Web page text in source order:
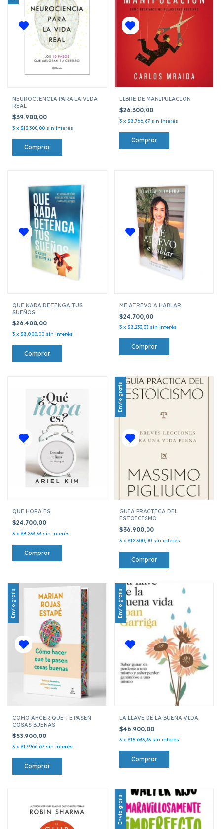
NEUROCIENCIA PARA LA VIDA
REAL
$39.900,00
3 x $13.300,00 sin interés
LIBRE DE MANIPULACION
$26.300,00
3 x $8.766,67 sin interés
QUE NADA DETENGA TUS
SUEÑOS
$26.400,00
3 x $8.800,00 sin interés
ME ATREVO A HABLAR
$24.700,00
3 x $8.233,33 sin interés
QUE HORA ES
$24.700,00
3 x $8.233,33 sin interés
Envío gratis
GUIA PRACTICA DEL
ESTOICISMO
$36.900,00
3 x $12.300,00 sin interés
Envío gratis
COMO AHCER QUE TE PASEN
COSAS BUENAS
$53.900,00
3 x $17.966,67 sin interés
Envío gratis
LA LLAVE DE LA BUENA VIDA
$46.900,00
3 x $15.633,33 sin interés
Envío gratis